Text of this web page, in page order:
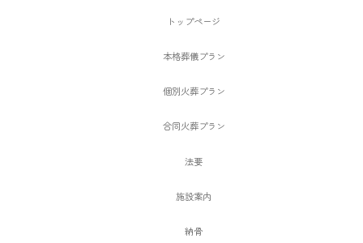
トップページ
本格葬儀プラン
個別火葬プラン
合同火葬プラン
法要
施設案内
納骨